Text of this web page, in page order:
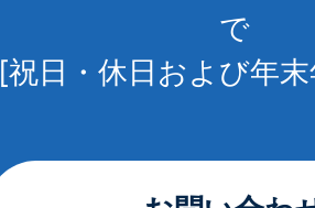
で
[祝日・休日および年